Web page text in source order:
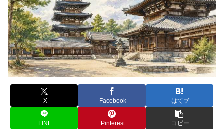
X Facebook はてブ
LINE Pinterest コピー